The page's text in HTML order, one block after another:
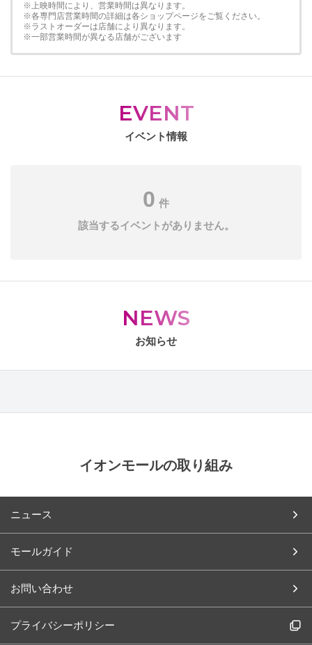
※上映時間により、営業時間は異なります。
※各専門店営業時間の詳細は各ショップページをご覧ください。
※ラストオーダーは店舗により異なります。
※一部営業時間が異なる店舗がございます
EVENT
イベント情報
0 件
該当するイベントがありません。
NEWS
お知らせ
イオンモールの取り組み
ニュース
モールガイド
お問い合わせ
プライバシーポリシー